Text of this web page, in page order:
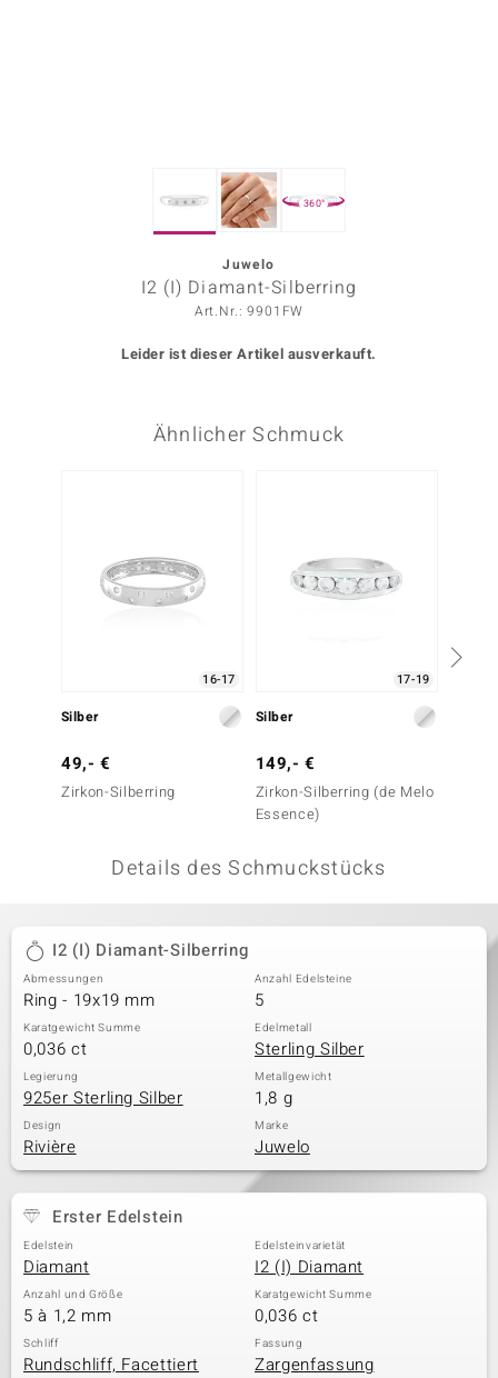
BY DE MELO
Classics
360°
Juwelo
I2 (I) Diamant-Silberring
Art.Nr.: 9901FW
Leider ist dieser Artikel ausverkauft.
Ähnlicher Schmuck
16-17
Silber
49,- €
Zirkon-Silberring
17-19
Silber
149,- €
Zirkon-Silberring (de Melo
Essence)
Details des Schmuckstücks
I2 (I) Diamant-Silberring
Abmessungen
Ring - 19x19 mm
Anzahl Edelsteine
5
Karatgewicht Summe
0,036 ct
Edelmetall
Sterling Silber
Legierung
925er Sterling Silber
Metallgewicht
1,8 g
Design
Rivière
Marke
Juwelo
Erster Edelstein
Edelstein
Diamant
Edelsteinvarietät
I2 (I) Diamant
Anzahl und Größe
5 à 1,2 mm
Karatgewicht Summe
0,036 ct
Schliff
Rundschliff, Facettiert
Fassung
Zargenfassung